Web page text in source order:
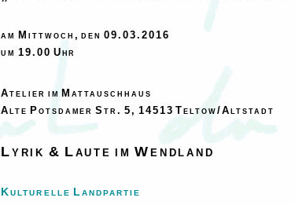
am Mittwoch, den 09.03.2016
um 19.00 Uhr
Atelier im Mattauschhaus
Alte Potsdamer Str. 5, 14513 Teltow/Altstadt
Lyrik & Laute im Wendland
Kulturelle Landpartie